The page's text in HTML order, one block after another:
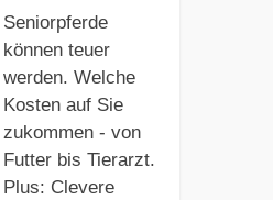
Seniorpferde
können teuer
werden. Welche
Kosten auf Sie
zukommen - von
Futter bis Tierarzt.
Plus: Clevere